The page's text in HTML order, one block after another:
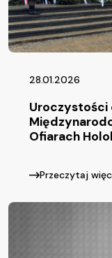
28.01.2026
Uroczystości
Ofiarach
Przeczytaj